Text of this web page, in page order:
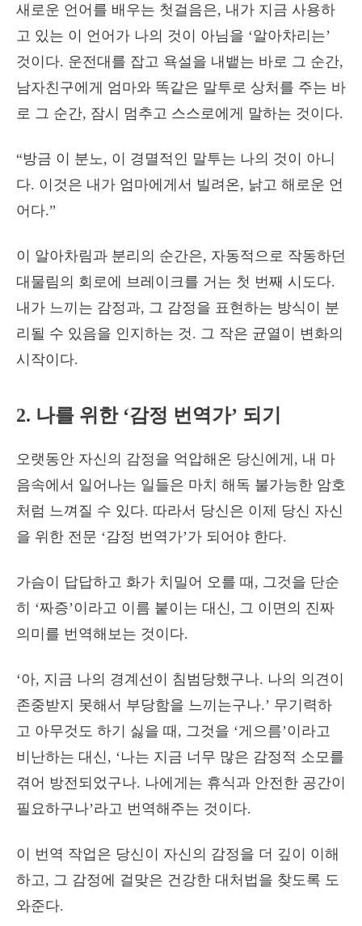
새로운 언어를 배우는 첫걸음은, 내가 지금 사용하
고 있는 이 언어가 나의 것이 아님을 ‘알아차리는’
것이다. 운전대를 잡고 욕설을 내뱉는 바로 그 순간,
남자친구에게 엄마와 똑같은 말투로 상처를 주는 바
로 그 순간, 잠시 멈추고 스스로에게 말하는 것이다.
“방금 이 분노, 이 경멸적인 말투는 나의 것이 아니
다. 이것은 내가 엄마에게서 빌려온, 낡고 해로운 언
어다.”
이 알아차림과 분리의 순간은, 자동적으로 작동하던
대물림의 회로에 브레이크를 거는 첫 번째 시도다.
내가 느끼는 감정과, 그 감정을 표현하는 방식이 분
리될 수 있음을 인지하는 것. 그 작은 균열이 변화의
시작이다.
2. 나를 위한 ‘감정 번역가’ 되기
오랫동안 자신의 감정을 억압해온 당신에게, 내 마
음속에서 일어나는 일들은 마치 해독 불가능한 암호
처럼 느껴질 수 있다. 따라서 당신은 이제 당신 자신
을 위한 전문 ‘감정 번역가’가 되어야 한다.
가슴이 답답하고 화가 치밀어 오를 때, 그것을 단순
히 ‘짜증’이라고 이름 붙이는 대신, 그 이면의 진짜
의미를 번역해보는 것이다.
‘아, 지금 나의 경계선이 침범당했구나. 나의 의견이
존중받지 못해서 부당함을 느끼는구나.’ 무기력하
고 아무것도 하기 싫을 때, 그것을 ‘게으름’이라고
비난하는 대신, ‘나는 지금 너무 많은 감정적 소모를
겪어 방전되었구나. 나에게는 휴식과 안전한 공간이
필요하구나’라고 번역해주는 것이다.
이 번역 작업은 당신이 자신의 감정을 더 깊이 이해
하고, 그 감정에 걸맞은 건강한 대처법을 찾도록 도
와준다.